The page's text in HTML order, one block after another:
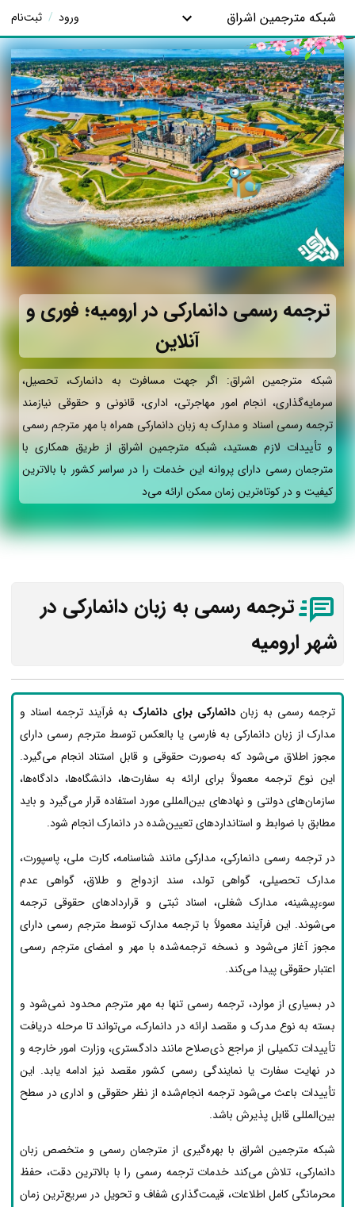
شبکه مترجمین اشراق ورود / ثبت‌نام
ترجمه رسمی دانمارکی در ارومیه؛ فوری و
آنلاین
شبکه مترجمین اشراق: اگر جهت مسافرت به دانمارک، تحصیل،
سرمایه‌گذاری، انجام امور مهاجرتی، اداری، قانونی و حقوقی نیازمند
ترجمه رسمی اسناد و مدارک به زبان دانمارکی همراه با مهر مترجم رسمی
و تأییدات لازم هستید، شبکه مترجمین اشراق از طریق همکاری با
مترجمان رسمی دارای پروانه این خدمات را در سراسر کشور با بالاترین
کیفیت و در کوتاه‌ترین زمان ممکن ارائه می‌د
ترجمه رسمی به زبان دانمارکی در
شهر ارومیه
ترجمه رسمی به زباندانمارکی برای دانمارک به فرآیند ترجمه اسناد و
مدارک از زبان دانمارکی به فارسی یا بالعکس توسط مترجم رسمی دارای
مجوز اطلاق می‌شود که به‌صورت حقوقی و قابل استناد انجام می‌گیرد.
این نوع ترجمه معمولاً برای ارائه به سفارت‌ها، دانشگاه‌ها، دادگاه‌ها،
سازمان‌های دولتی و نهادهای بین‌المللی مورد استفاده قرار می‌گیرد و باید
مطابق با ضوابط و استانداردهای تعیین‌شده در دانمارک انجام شود.
در ترجمه رسمی دانمارکی، مدارکی مانند شناسنامه، کارت ملی، پاسپورت،
مدارک تحصیلی، گواهی تولد، سند ازدواج و طلاق، گواهی عدم
سوءپیشینه، مدارک شغلی، اسناد ثبتی و قراردادهای حقوقی ترجمه
می‌شوند. این فرآیند معمولاً با ترجمه مدارک توسط مترجم رسمی دارای
مجوز آغاز می‌شود و نسخه ترجمه‌شده با مهر و امضای مترجم رسمی
اعتبار حقوقی پیدا می‌کند.
در بسیاری از موارد، ترجمه رسمی تنها به مهر مترجم محدود نمی‌شود و
بسته به نوع مدرک و مقصد ارائه در دانمارک، می‌تواند تا مرحله دریافت
تأییدات تکمیلی از مراجع ذی‌صلاح مانند دادگستری، وزارت امور خارجه و
در نهایت سفارت یا نمایندگی رسمی کشور مقصد نیز ادامه یابد. این
تأییدات باعث می‌شود ترجمه انجام‌شده از نظر حقوقی و اداری در سطح
بین‌المللی قابل پذیرش باشد.
شبکه مترجمین اشراق با بهره‌گیری از مترجمان رسمی و متخصص زبان
دانمارکی، تلاش می‌کند خدمات ترجمه رسمی را با بالاترین دقت، حفظ
محرمانگی کامل اطلاعات، قیمت‌گذاری شفاف و تحویل در سریع‌ترین زمان